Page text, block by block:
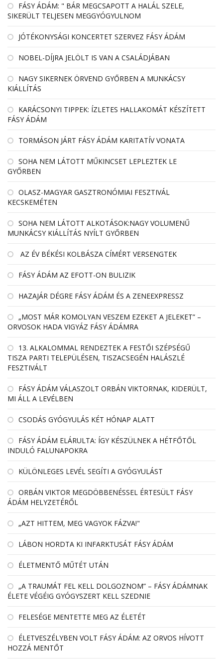
FÁSY ÁDÁM: " BÁR MEGCSAPOTT A HALÁL SZELE,
SIKERÜLT TELJESEN MEGGYÓGYULNOM
JÓTÉKONYSÁGI KONCERTET SZERVEZ FÁSY ÁDÁM
NOBEL-DÍJRA JELÖLT IS VAN A CSALÁDJÁBAN
NAGY SIKERNEK ÖRVEND GYŐRBEN A MUNKÁCSY
KIÁLLÍTÁS
KARÁCSONYI TIPPEK: ÍZLETES HALLAKOMÁT KÉSZÍTETT
FÁSY ÁDÁM
TORMÁSON JÁRT FÁSY ÁDÁM KARITATÍV VONATA
SOHA NEM LÁTOTT MŰKINCSET LEPLEZTEK LE
GYŐRBEN
OLASZ-MAGYAR GASZTRONÓMIAI FESZTIVÁL
KECSKEMÉTEN
SOHA NEM LÁTOTT ALKOTÁSOK:NAGY VOLUMENŰ
MUNKÁCSY KIÁLLÍTÁS NYÍLT GYŐRBEN
AZ ÉV BÉKÉSI KOLBÁSZA CÍMÉRT VERSENGTEK
FÁSY ÁDÁM AZ EFOTT-ON BULIZIK
HAZAJÁR DÉGRE FÁSY ÁDÁM ÉS A ZENEEXPRESSZ
„MOST MÁR KOMOLYAN VESZEM EZEKET A JELEKET” –
ORVOSOK HADA VIGYÁZ FÁSY ÁDÁMRA
13. ALKALOMMAL RENDEZTEK A FESTŐI SZÉPSÉGŰ
TISZA PARTI TELEPÜLÉSEN, TISZACSEGÉN HALÁSZLÉ
FESZTIVÁLT
FÁSY ÁDÁM VÁLASZOLT ORBÁN VIKTORNAK, KIDERÜLT,
MI ÁLL A LEVÉLBEN
CSODÁS GYÓGYULÁS KÉT HÓNAP ALATT
FÁSY ÁDÁM ELÁRULTA: ÍGY KÉSZÜLNEK A HÉTFŐTŐL
INDULÓ FALUNAPOKRA
KÜLÖNLEGES LEVÉL SEGÍTI A GYÓGYULÁST
ORBÁN VIKTOR MEGDÖBBENÉSSEL ÉRTESÜLT FÁSY
ÁDÁM HELYZETÉRŐL
„AZT HITTEM, MEG VAGYOK FÁZVA!"
LÁBON HORDTA KI INFARKTUSÁT FÁSY ÁDÁM
ÉLETMENTŐ MŰTÉT UTÁN
„A TRAUMÁT FEL KELL DOLGOZNOM” – FÁSY ÁDÁMNAK
ÉLETE VÉGÉIG GYÓGYSZERT KELL SZEDNIE
FELESÉGE MENTETTE MEG AZ ÉLETÉT
ÉLETVESZÉLYBEN VOLT FÁSY ÁDÁM: AZ ORVOS HÍVOTT
HOZZÁ MENTŐT